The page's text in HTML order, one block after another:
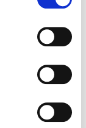
0
0